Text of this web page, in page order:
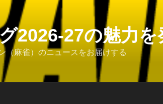
2026-27の魅力
（麻雀）のニュースをお届けする